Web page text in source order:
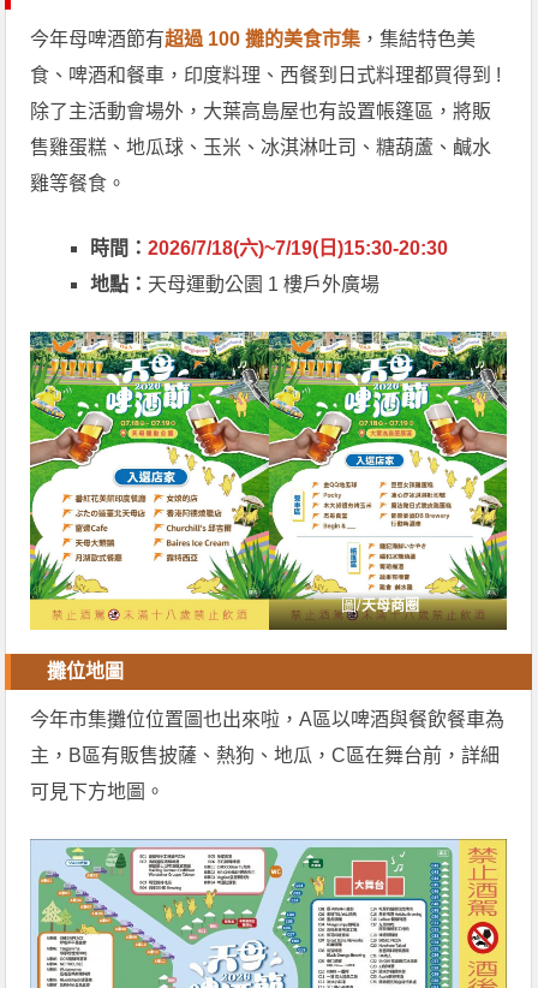
今年母啤酒節有超過 100 攤的美食市集 ，集結特色美
食、啤酒和餐車，印度料理、西餐到日式料理都買得到 !
除了主活動會場外，大葉高島屋也有設置帳篷區，將販
售雞蛋糕、地瓜球、玉米、冰淇淋吐司、糖葫蘆、鹹水
雞等餐食。
時間：2026/7/18(六)~7/19(日)15:30-20:30
地點： 天母運動公園 1 樓戶外廣場
圖/天母商圈
攤位地圖
今年市集攤位位置圖也出來啦，A區以啤酒與餐飲餐車為
主，B區有販售披薩、熱狗、地瓜，C區在舞台前，詳細
可見下方地圖。